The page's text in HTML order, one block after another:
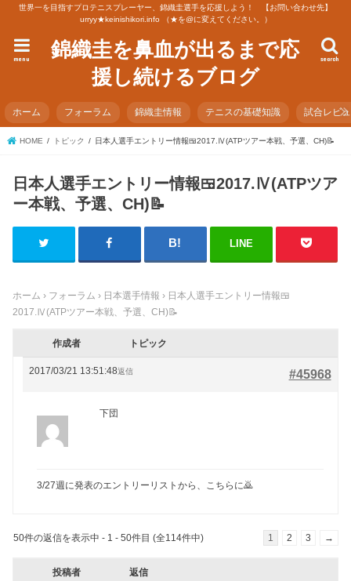
世界一を目指すプロテニスプレーヤー、錦織圭選手を応援しよう！ 【お問い合わせ先】
urryy★keinishikori.info （★を@に変えてください。）
錦織圭を鼻血が出るまで応
援し続けるブログ
search
menu
ホーム フォーラム 錦織圭情報 テニスの基礎知識 試合レビ
HOME トピック 日本人選手エントリー情報🍱2017.Ⅳ(ATPツアー本戦、予選、CH)📝
日本人選手エントリー情報🍱2017.Ⅳ(ATPツア
ー本戦、予選、CH)📝
LINE
ホーム › フォーラム › 日本選手情報 › 日本人選手エントリー情報🍱
2017.Ⅳ(ATPツアー本戦、予選、CH)📝
作成者 トピック
2017/03/21 13:51:48 #45968
返信
下団
3/27週に発表のエントリーリストから、こちらに🙇
50件の返信を表示中 - 1 - 50件目 (全114件中) 1 2 3 →
投稿者 返信